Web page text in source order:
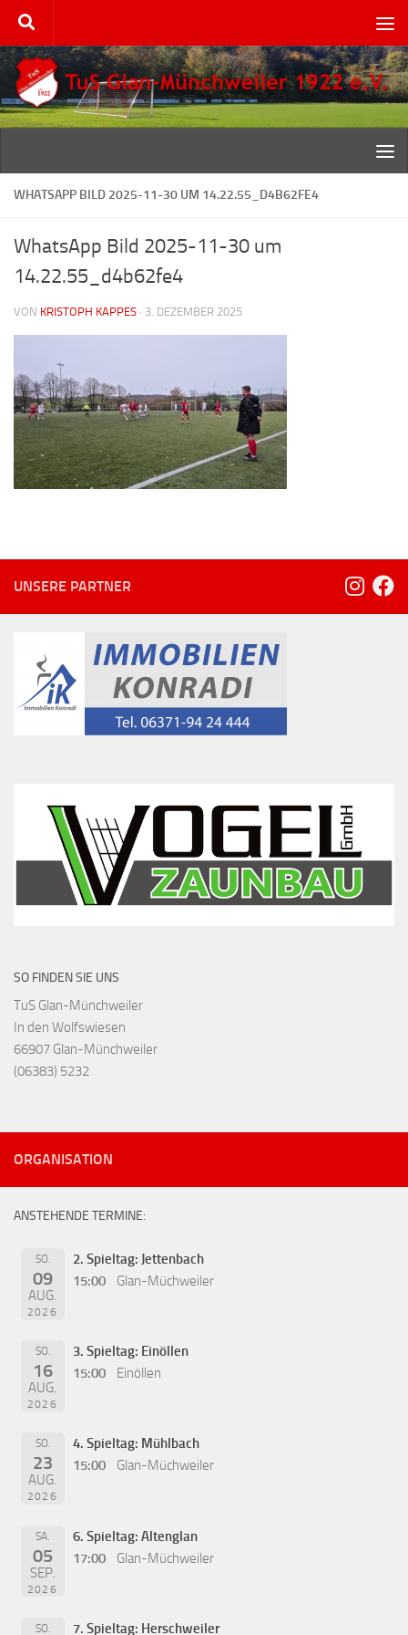
Zum Inhalt springen
WHATSAPP BILD 2025-11-30 UM 14.22.55_D4B62FE4
WhatsApp Bild 2025-11-30 um
14.22.55_d4b62fe4
VON KRISTOPH KAPPES · 3. DEZEMBER 2025
UNSERE PARTNER
SO FINDEN SIE UNS
TuS Glan-Münchweiler
In den Wolfswiesen
66907 Glan-Münchweiler
(06383) 5232
ORGANISATION
ANSTEHENDE TERMINE:
SO.
09
AUG.
2026
2. Spieltag: Jettenbach
15:00
Glan-Müchweiler
SO.
16
AUG.
2026
3. Spieltag: Einöllen
15:00
Einöllen
SO.
23
AUG.
2026
4. Spieltag: Mühlbach
15:00
Glan-Müchweiler
SA.
05
SEP.
2026
6. Spieltag: Altenglan
17:00
Glan-Müchweiler
SO. 7. Spieltag: Herschweiler